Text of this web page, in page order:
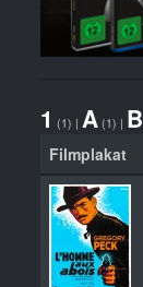
1 (1) | A (1) | B
Filmplakat